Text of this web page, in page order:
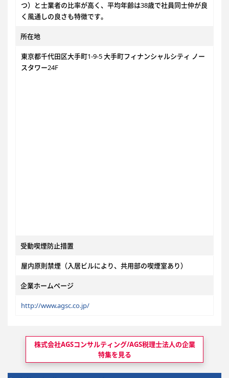
つ）と士業者の比率が高く、平均年齢は38歳で社員同士仲が良
く風通しの良さも特徴です。
所在地
東京都千代田区大手町1-9-5 大手町フィナンシャルシティ ノー
スタワー24F
受動喫煙防止措置
屋内原則禁煙（入居ビルにより、共用部の喫煙室あり）
企業ホームページ
http://www.agsc.co.jp/
株式会社AGSコンサルティング/AGS税理士法人の企業
特集を見る